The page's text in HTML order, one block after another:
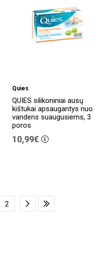
Quies
QUIES silikoniniai ausų
kištukai apsaugantys nuo
vandens suaugusiems, 3
poros
10,99€
2